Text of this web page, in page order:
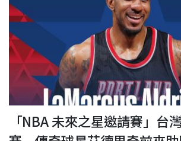
「NBA 未來之星邀請賽」台